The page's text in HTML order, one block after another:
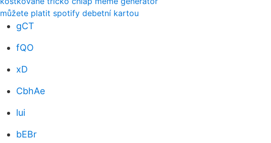
můžete platit spotify debetní kartou
gCT
fQO
xD
CbhAe
lui
bEBr